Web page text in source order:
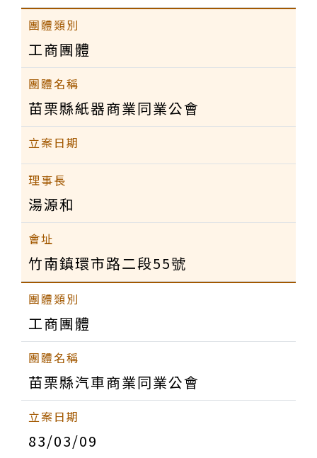
工商團體
苗栗縣紙器商業同業公會
湯源和
竹南鎮環市路二段55號
工商團體
苗栗縣汽車商業同業公會
83/03/09